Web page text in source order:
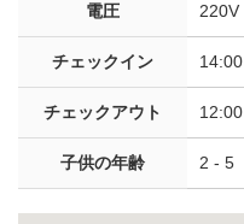
電圧 220V
チェックイン 14:00
チェックアウト 12:00
子供の年齢 2 - 5